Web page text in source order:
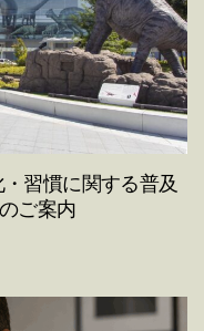
習慣に関する普及
ご案内